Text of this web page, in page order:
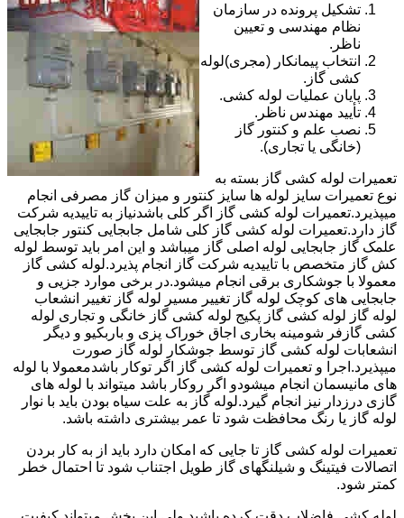
تشکیل پرونده در سازمان
نظام مهندسی و تعیین
ناظر.
انتخاب پیمانکار (مجری)لوله
کشی گاز.
پایان عملیات لوله کشی.
تأیید مهندس ناظر.
نصب علم و کنتور گاز
(خانگی یا تجاری).
تعمیرات لوله کشی گاز بسته به
نوع تعمیرات سایز لوله ها سایز کنتور و میزان گاز مصرفی انجام
میپذیرد.تعمیرات لوله کشی گاز اگر کلی باشدنیاز به تاییدیه شرکت
گاز دارد.تعمیرات لوله کشی گاز کلی شامل جابجایی کنتور جابجایی
علمک گاز جابجایی لوله اصلی گاز میباشد و این امر باید توسط لوله
کش گاز متخصص با تاییدیه شرکت گاز انجام پذیرد.لوله کشی گاز
معمولا با جوشکاری برقی انجام میشود.در برخی موارد جزیی و
جابجایی های کوچک لوله گاز تغییر مسیر لوله گاز تغییر انشعاب
لوله گاز لوله کشی گاز پکیج لوله کشی گاز خانگی و تجاری لوله
کشی گازفر شومینه بخاری اجاق خوراک پزی و باربکیو و دیگر
انشعابات لوله کشی گاز توسط جوشکار لوله گاز صورت
میپذیرد.اجرا و تعمیرات لوله کشی گاز اگر توکار باشدمعمولا با لوله
های مانیسمان انجام میشودو اگر روکار باشد میتواند با لوله های
گازی درزدار نیز انجام گیرد.لوله گاز به علت سیاه بودن باید با نوار
لوله گاز یا رنگ محافظت شود تا عمر بیشتری داشته باشد.
تعمیرات لوله کشی گاز تا جایی که امکان دارد باید از به کار بردن
اتصالات فیتینگ و شیلنگهای گاز طویل اجتناب شود تا احتمال خطر
کمتر شود.